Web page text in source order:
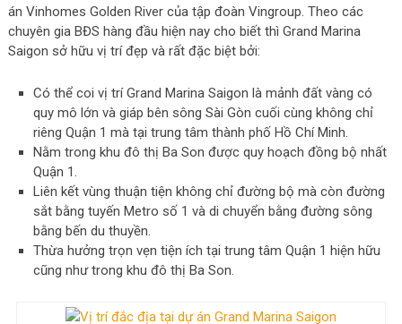
án Vinhomes Golden River của tập đoàn Vingroup. Theo các
chuyên gia BĐS hàng đầu hiện nay cho biết thì Grand Marina
Saigon sở hữu vị trí đẹp và rất đặc biệt bởi:
Có thể coi vị trí Grand Marina Saigon là mảnh đất vàng có
quy mô lớn và giáp bên sông Sài Gòn cuối cùng không chỉ
riêng Quận 1 mà tại trung tâm thành phố Hồ Chí Minh.
Nằm trong khu đô thị Ba Son được quy hoạch đồng bộ nhất
Quận 1.
Liên kết vùng thuận tiện không chỉ đường bộ mà còn đường
sắt bằng tuyến Metro số 1 và di chuyển bằng đường sông
bằng bến du thuyền.
Thừa hưởng trọn vẹn tiện ích tại trung tâm Quận 1 hiện hữu
cũng như trong khu đô thị Ba Son.